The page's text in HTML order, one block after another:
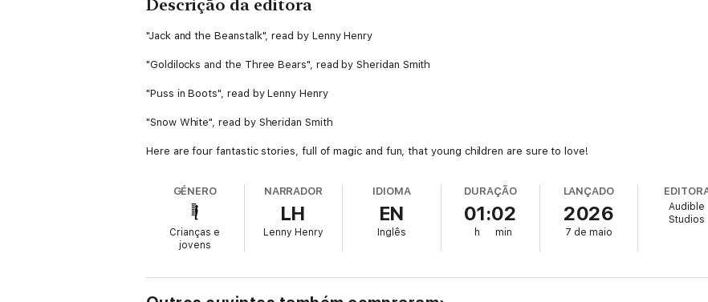
Descrição da editora
"Jack and the Beanstalk", read by Lenny Henry
"Goldilocks and the Three Bears", read by Sheridan Smith
"Puss in Boots", read by Lenny Henry
"Snow White", read by Sheridan Smith
Here are four fantastic stories, full of magic and fun, that young children are sure to love!
GÉNERO
Crianças e
jovens
NARRADOR
LH
Lenny Henry
IDIOMA
EN
Inglês
DURAÇÃO
01:02
h min
LANÇADO
2026
7 de maio
Audible
Studios